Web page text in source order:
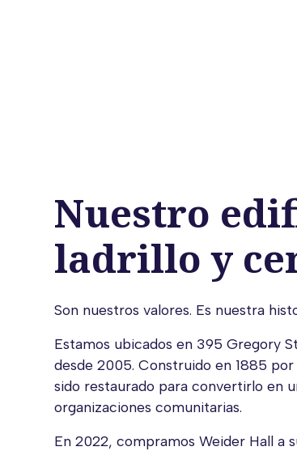
Nuestro
ladrillo y
Son nuestros valores. Es nuestra
Estamos ubicados en 395 Gregory
desde 2005. Construido en 1885
sido restaurado para convertirlo en
organizaciones comunitarias.
En 2022, compramos Weider Hall a